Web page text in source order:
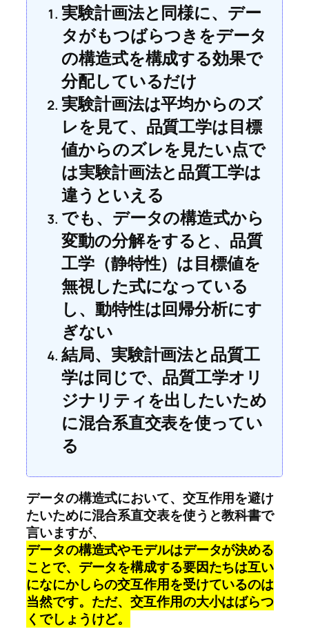
実験計画法と同様に、デー
タがもつばらつきをデータ
の構造式を構成する効果で
分配しているだけ
実験計画法は平均からのズ
レを見て、品質工学は目標
値からのズレを見たい点で
は実験計画法と品質工学は
違うといえる
でも、データの構造式から
変動の分解をすると、品質
工学（静特性）は目標値を
無視した式になっている
し、動特性は回帰分析にす
ぎない
結局、実験計画法と品質工
学は同じで、品質工学オリ
ジナリティを出したいため
に混合系直交表を使ってい
る
データの構造式において、交互作用を避け
たいために混合系直交表を使うと教科書で
言いますが、
データの構造式やモデルはデータが決める
ことで、データを構成する要因たちは互い
になにかしらの交互作用を受けているのは
当然です。ただ、交互作用の大小はばらつ
くでしょうけど。